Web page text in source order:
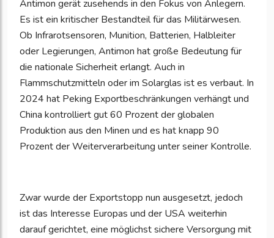
Antimon gerät zusehends in den Fokus von Anlegern.
Es ist ein kritischer Bestandteil für das Militärwesen.
Ob Infrarotsensoren, Munition, Batterien, Halbleiter
oder Legierungen, Antimon hat große Bedeutung für
die nationale Sicherheit erlangt. Auch in
Flammschutzmitteln oder im Solarglas ist es verbaut. In
2024 hat Peking Exportbeschränkungen verhängt und
China kontrolliert gut 60 Prozent der globalen
Produktion aus den Minen und es hat knapp 90
Prozent der Weiterverarbeitung unter seiner Kontrolle.
Zwar wurde der Exportstopp nun ausgesetzt, jedoch
ist das Interesse Europas und der USA weiterhin
darauf gerichtet, eine möglichst sichere Versorgung mit